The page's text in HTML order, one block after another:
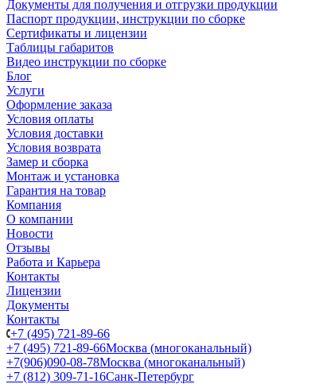
Документы для получения и отгрузки продукции
Паспорт продукции, инструкции по сборке
Сертификаты и лицензии
Таблицы габаритов
Видео инструкции по сборке
Блог
Услуги
Оформление заказа
Условия оплаты
Условия доставки
Условия возврата
Замер и сборка
Монтаж и установка
Гарантия на товар
Компания
О компании
Новости
Отзывы
Работа и Карьера
Контакты
Лицензии
Документы
Контакты
+7 (495) 721-89-66
+7 (495) 721-89-66Москва (многоканальный)
+7(906)090-08-78Москва (многоканальный)
+7 (812) 309-71-16Санк-Петербург